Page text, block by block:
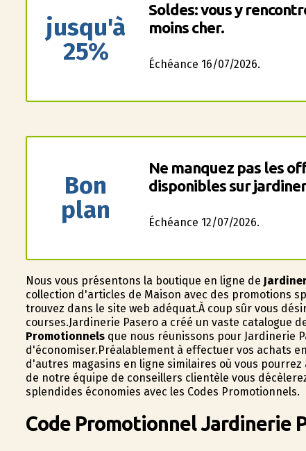
jusqu'à
25%
Soldes: vous y
moins cher.
Échéance 16/07/2026.
Bon
plan
Ne manquez pas les
disponibles sur
Échéance 12/07/2026.
Nous vous présentons la boutique en ligne de
collection d'articles de Maison avec des promotions
trouvez dans le site web adéquat.À coup sûr vous
courses.Jardinerie Pasero a créé un vaste catalogue
Promotionnelsque nous réunissons pour Jardinerie
d'économiser.Préalablement à effectuer vos achats
d'autres magasins en ligne similaires où vous
de notre équipe de conseillers clientèle vous
splendides économies avec les Codes Promotionnels.
Code Promotionnel Jardinerie